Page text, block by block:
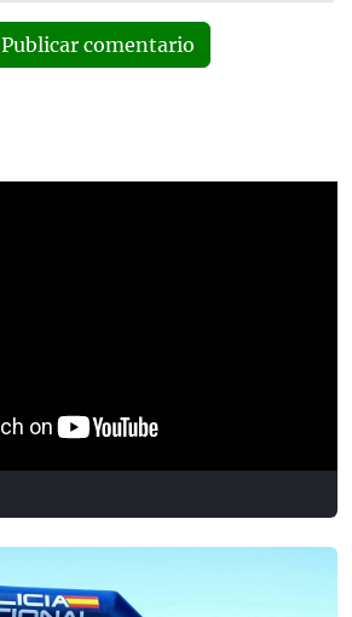
Publicar comentario